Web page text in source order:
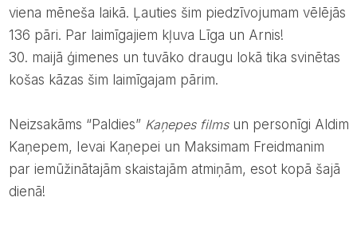
viena mēneša laikā. Ļauties šim piedzīvojumam vēlējās
136 pāri. Par laimīgajiem kļuva Līga un Arnis!
30. maijā ģimenes un tuvāko draugu lokā tika svinētas
košas kāzas šim laimīgajam pārim.
Neizsakāms “Paldies” Kaņepes filmsun personīgi Aldim
Kaņepem, Ievai Kaņepei un Maksimam Freidmanim
par iemūžinātajām skaistajām atmiņām, esot kopā šajā
dienā!